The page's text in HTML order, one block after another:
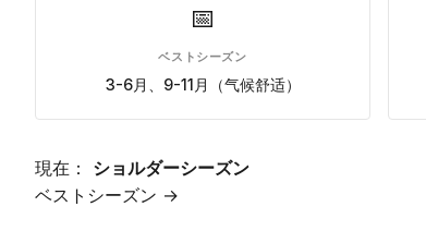
📅
ベストシーズン
3-6月、9-11月（气候舒适）
現在： ショルダーシーズン
ベストシーズン →